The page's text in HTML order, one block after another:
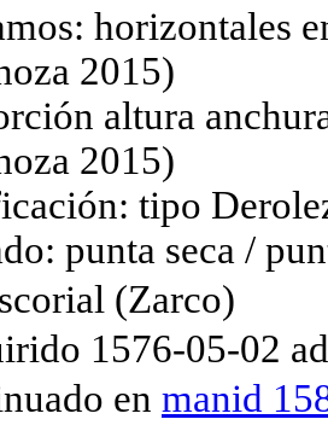
horizontales
2015)
altura
2015)
tipo
punta seca /
(Zarco)
1576-05-02
en manid